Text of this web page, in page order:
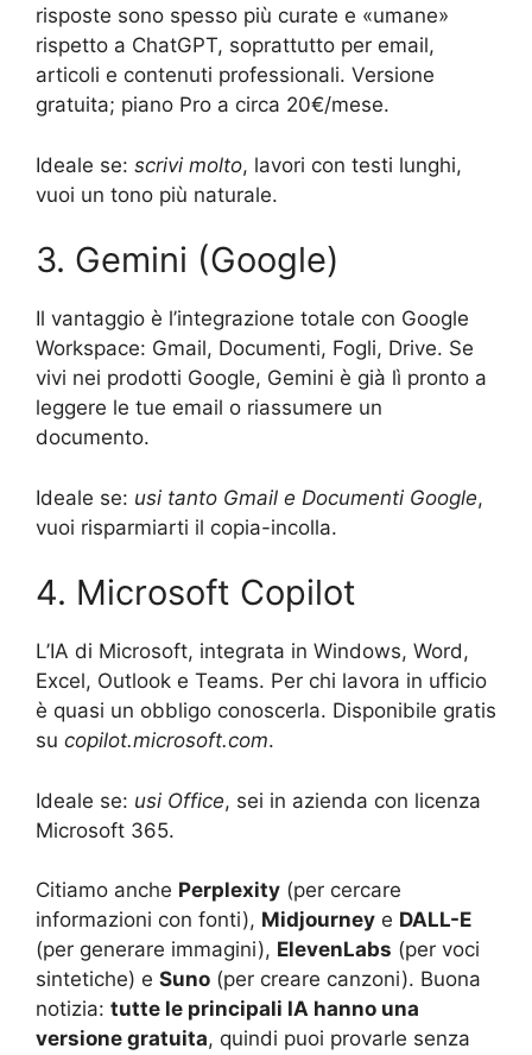
risposte sono spesso più curate e «umane»
rispetto a ChatGPT, soprattutto per email,
articoli e contenuti professionali. Versione
gratuita; piano Pro a circa 20€/mese.
Ideale se: scrivi molto, lavori con testi lunghi,
vuoi un tono più naturale.
3. Gemini (Google)
Il vantaggio è l’integrazione totale con Google
Workspace: Gmail, Documenti, Fogli, Drive. Se
vivi nei prodotti Google, Gemini è già lì pronto a
leggere le tue email o riassumere un
documento.
Ideale se: usi tanto Gmail e Documenti Google,
vuoi risparmiarti il copia-incolla.
4. Microsoft Copilot
L’IA di Microsoft, integrata in Windows, Word,
Excel, Outlook e Teams. Per chi lavora in ufficio
è quasi un obbligo conoscerla. Disponibile gratis
su copilot.microsoft.com.
Ideale se: usi Office, sei in azienda con licenza
Microsoft 365.
Citiamo anche Perplexity (per cercare
informazioni con fonti), Midjourney e DALL-E
(per generare immagini), ElevenLabs (per voci
sintetiche) e Suno (per creare canzoni). Buona
notizia: tutte le principali IA hanno una
versione gratuita, quindi puoi provarle senza